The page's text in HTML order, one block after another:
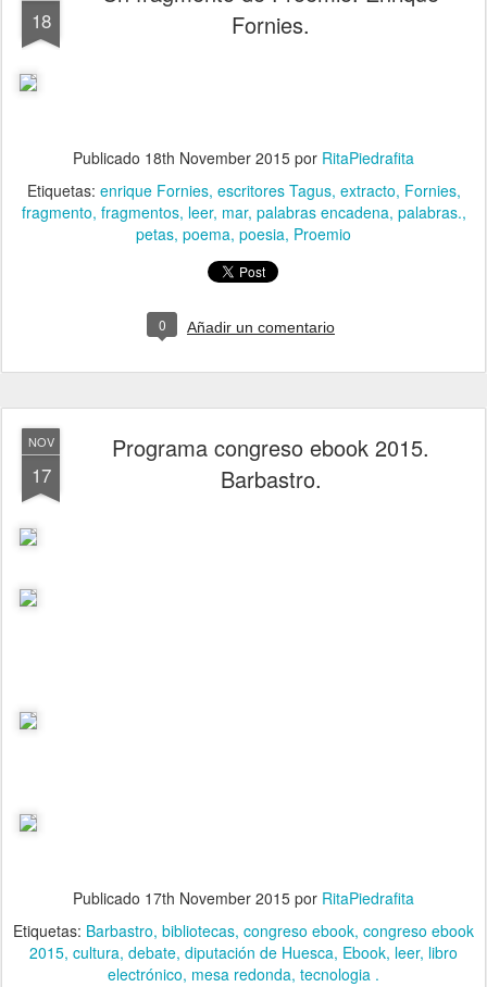
18
Fornies.
Publicado 18th November 2015 por RitaPiedrafita
Etiquetas: enrique Fornies escritores Tagus extracto Fornies
fragmento fragmentos leer mar palabras encadena palabras.
petas poema poesia Proemio
0 Añadir un comentario
NOV
17
Programa congreso ebook 2015.
Barbastro.
Publicado 17th November 2015 por RitaPiedrafita
Etiquetas: Barbastro bibliotecas congreso ebook congreso ebook
2015 cultura debate diputación de Huesca Ebook leer libro
electrónico mesa redonda tecnologia .